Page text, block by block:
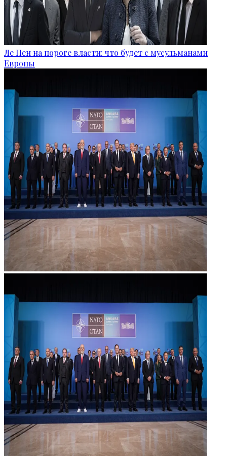
Ле Пен на пороге власти: что будет с мусульманами
Европы